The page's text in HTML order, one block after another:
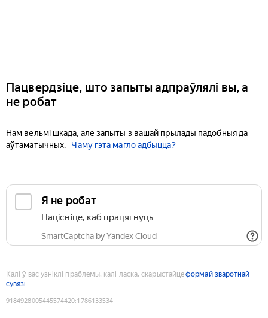
Пацвердзіце, што запыты адпраўлялі вы, а
не робат
Нам вельмі шкада, але запыты з вашай прылады падобныя да
аўтаматычных.
Чаму гэта магло адбыцца?
Я не робат
Націсніце, каб працягнуць
SmartCaptcha by Yandex Cloud
Калі ў вас узніклі праблемы, калі ласка, скарыстайцеформай зваротнай
сувязі
9184928005445574420:1786133534